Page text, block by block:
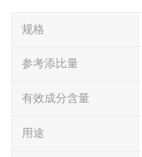
规格
参考添比量
有效成分含量
用途